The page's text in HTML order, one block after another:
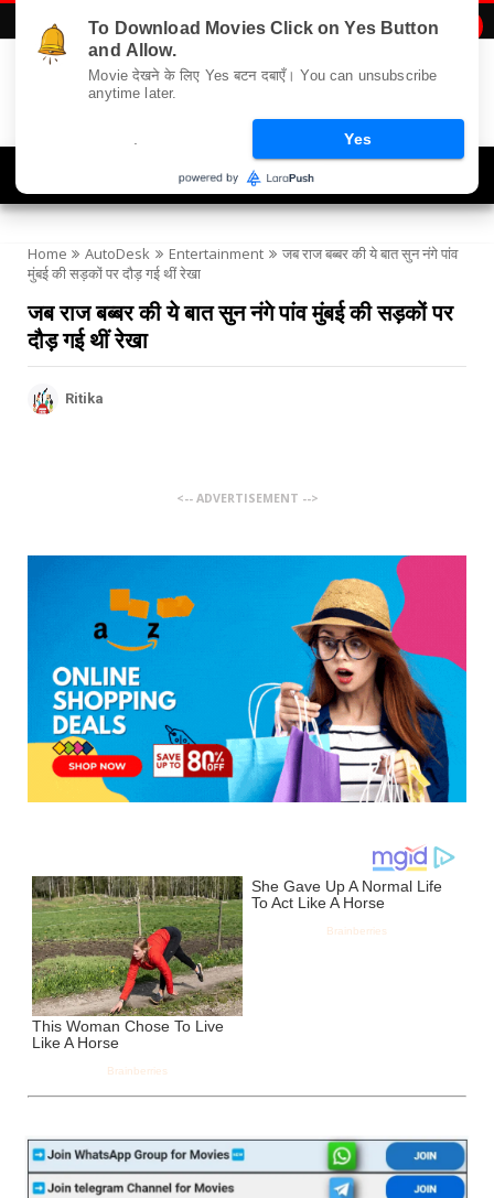
Home AutoDesk Entertainment
जब राज बब्बर की ये बात सुन नंगे पांव
मुंबई की सड़कों पर दौड़ गई थीं रेखा
जब राज बब्बर की ये बात सुन नंगे पांव मुंबई की सड़कों पर
दौड़ गई थीं रेखा
Ritika
<-- ADVERTISEMENT -->
To Download Movies Click on Yes Button
and Allow.
Movie देखने के लिए Yes बटन दबाएँ। You can unsubscribe
anytime later.
Yes